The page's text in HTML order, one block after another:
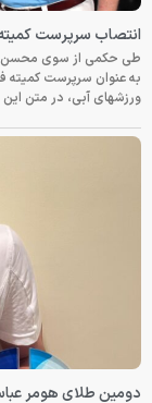
انتصاب سرپرست
طی حکمی از سوی محسن
به عنوان سرپرست کمیته
ورزشهای آبی، در متن این
دومین طلای هومر